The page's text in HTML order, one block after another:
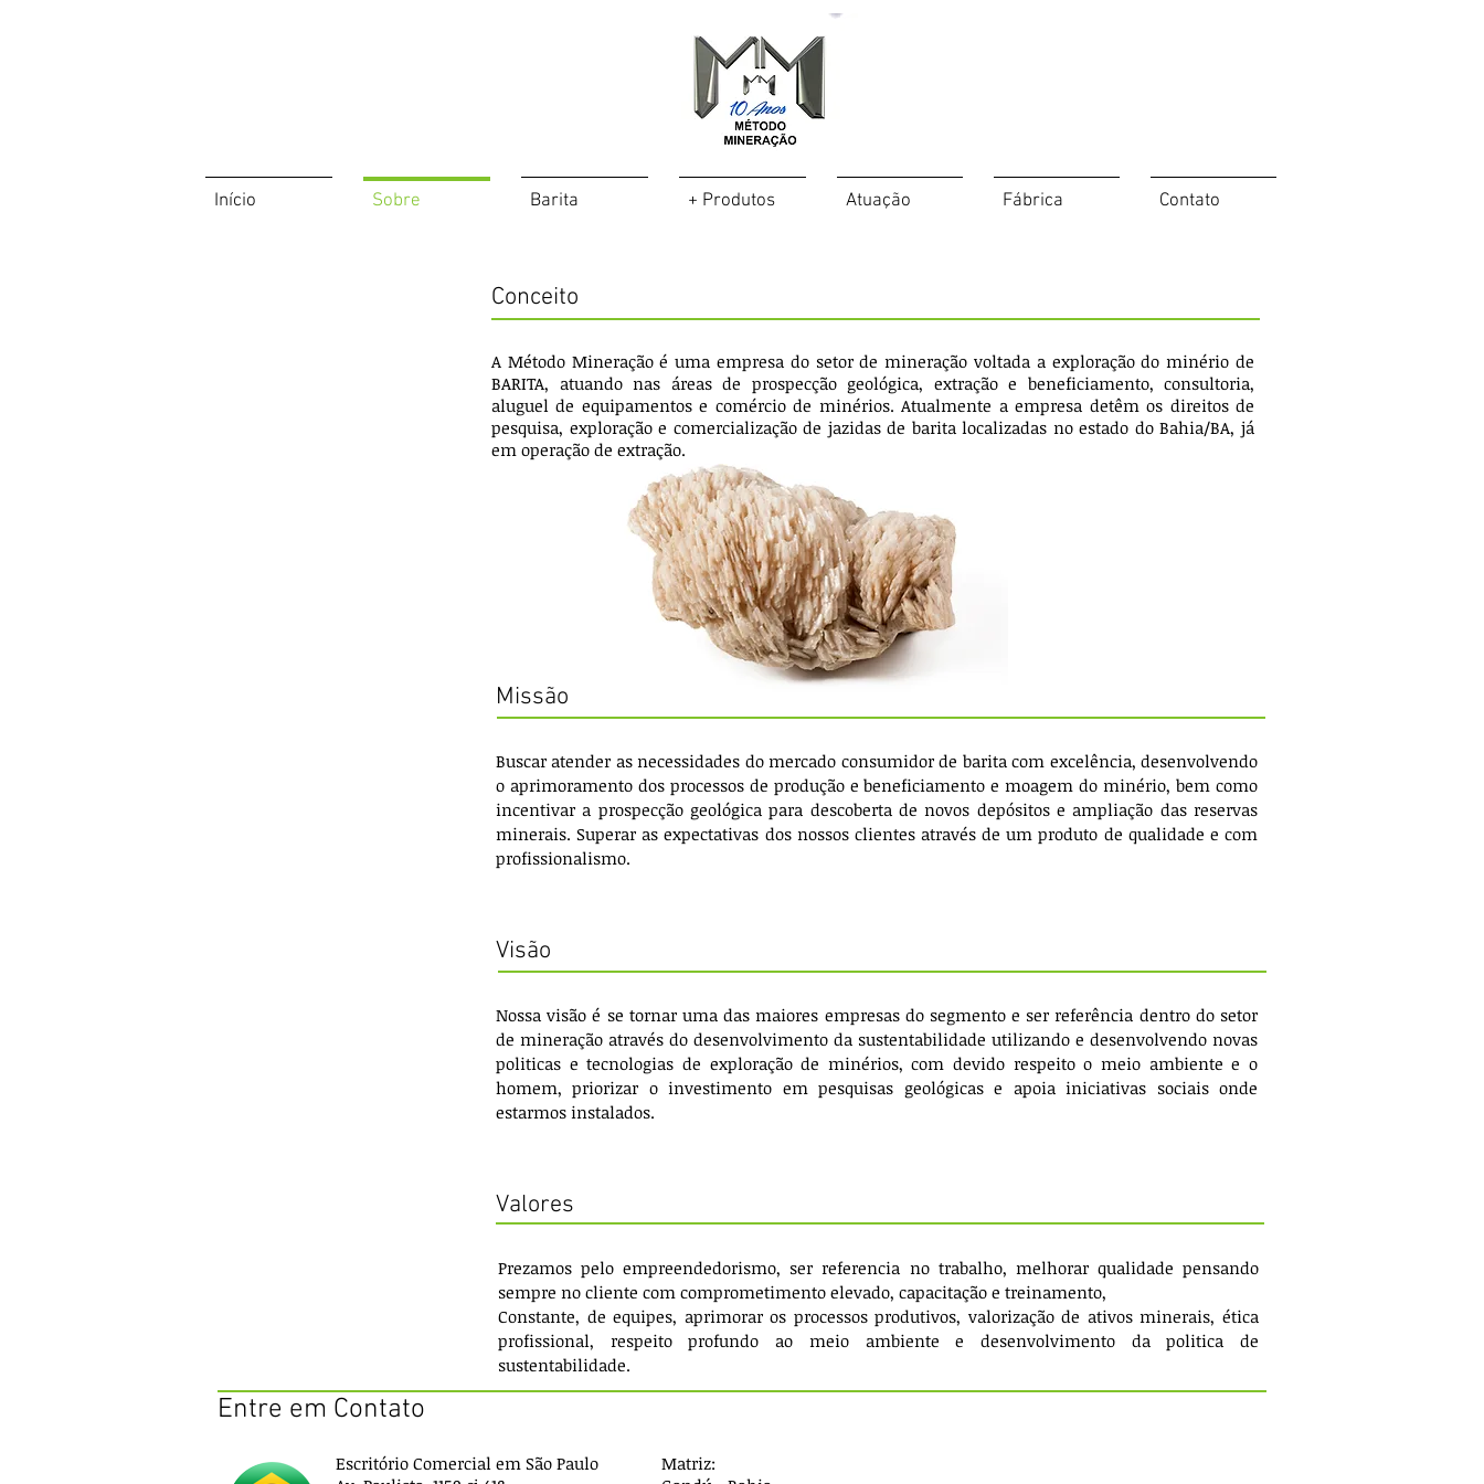
Início Sobre Barita + Produtos Atuação Fábrica Contato
Conceito
A Método Mineração é uma empresa do setor de mineração voltada a exploração do minério de
BARITA, atuando nas áreas de prospecção geológica, extração e beneficiamento, consultoria,
aluguel de equipamentos e comércio de minérios. Atualmente a empresa detêm os direitos de
pesquisa, exploração e comercialização de jazidas de barita localizadas no estado do Bahia/BA, já
em operação de extração.
Missão
Buscar atender as necessidades do mercado consumidor de barita com excelência, desenvolvendo
o aprimoramento dos processos de produção e beneficiamento e moagem do minério, bem como
incentivar a prospecção geológica para descoberta de novos depósitos e ampliação das reservas
minerais. Superar as expectativas dos nossos clientes através de um produto de qualidade e com
profissionalismo.
Visão
Nossa visão é se tornar uma das maiores empresas do segmento e ser referência dentro do setor
de mineração através do desenvolvimento da sustentabilidade utilizando e desenvolvendo novas
politicas e tecnologias de exploração de minérios, com devido respeito o meio ambiente e o
homem, priorizar o investimento em pesquisas geológicas e apoia iniciativas sociais onde
estarmos instalados.
Valores
Prezamos pelo empreendedorismo, ser referencia no trabalho, melhorar qualidade pensando
sempre no cliente com comprometimento elevado, capacitação e treinamento,
Constante, de equipes, aprimorar os processos produtivos, valorização de ativos minerais, ética
profissional, respeito profundo ao meio ambiente e desenvolvimento da politica de
sustentabilidade.
Entre em Contato
Escritório Comercial em São Paulo
Matriz: